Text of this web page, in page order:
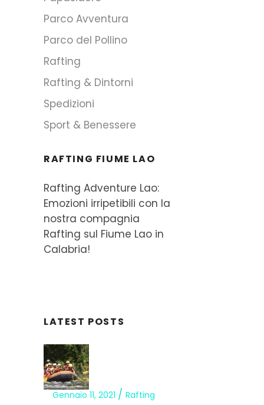
Parco Avventura
Parco del Pollino
Rafting
Rafting & Dintorni
Spedizioni
Sport & Benessere
RAFTING FIUME LAO
Rafting Adventure Lao:
Emozioni irripetibili con la
nostra compagnia
Rafting sul Fiume Lao in
Calabria!
LATEST POSTS
Gennaio 11, 2021
Rafting